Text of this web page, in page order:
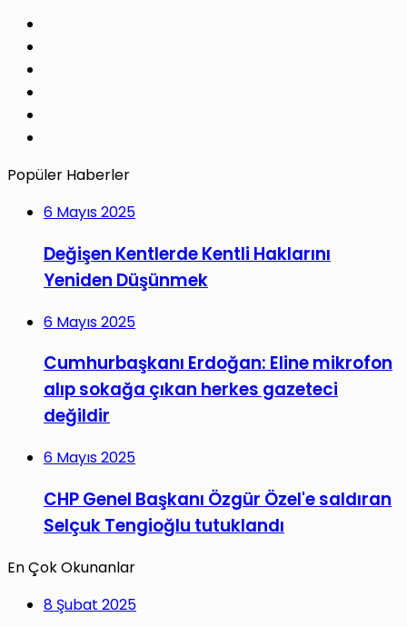
Popüler Haberler
6 Mayıs 2025
Değişen Kentlerde Kentli Haklarını
Yeniden Düşünmek
6 Mayıs 2025
Cumhurbaşkanı Erdoğan: Eline mikrofon
alıp sokağa çıkan herkes gazeteci
değildir
6 Mayıs 2025
CHP Genel Başkanı Özgür Özel'e saldıran
Selçuk Tengioğlu tutuklandı
En Çok Okunanlar
8 Şubat 2025